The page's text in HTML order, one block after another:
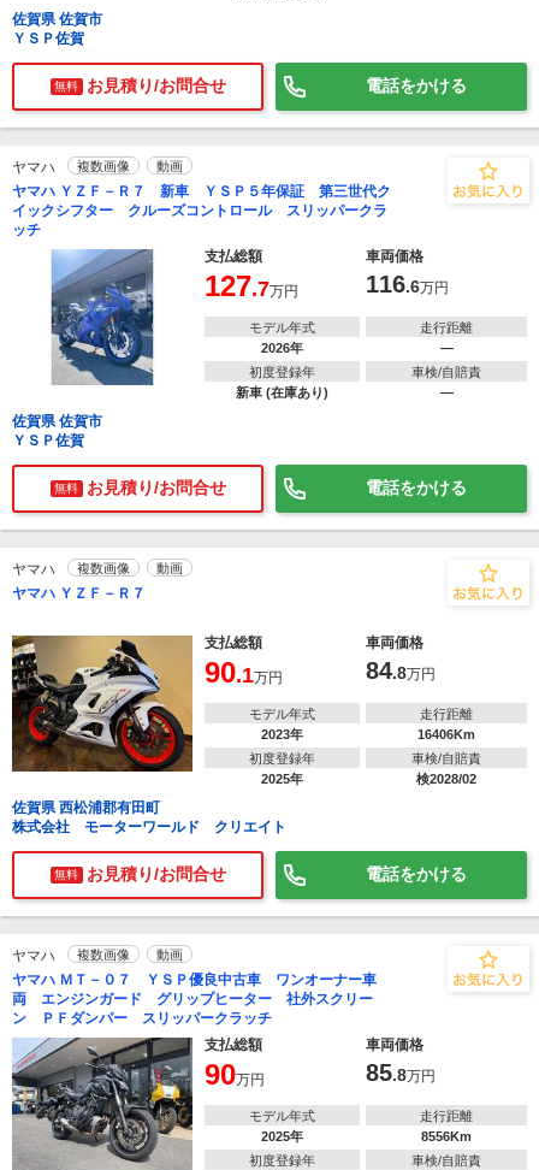
佐賀県 佐賀市
ＹＳＰ佐賀
無料 お見積り/お問合せ 電話をかける
ヤマハ 複数画像 動画
ヤマハ ＹＺＦ－Ｒ７ 新車 ＹＳＰ５年保証 第三世代ク
イックシフター クルーズコントロール スリッパークラ
ッチ
支払総額
車両価格
127.7万円 116.6万円
モデル年式
2026年
走行距離
―
初度登録年
新車 (在庫あり)
車検/自賠責
―
佐賀県 佐賀市
ＹＳＰ佐賀
無料 お見積り/お問合せ 電話をかける
ヤマハ 複数画像 動画
ヤマハ ＹＺＦ－Ｒ７
支払総額 車両価格
90.1万円 84.8万円
モデル年式
2023年
走行距離
16406Km
初度登録年
2025年
車検/自賠責
検2028/02
佐賀県 西松浦郡有田町
株式会社 モーターワールド クリエイト
無料 お見積り/お問合せ 電話をかける
ヤマハ 複数画像 動画
ヤマハ ＭＴ－０７ ＹＳＰ優良中古車 ワンオーナー車
両 エンジンガード グリップヒーター 社外スクリー
ン ＰＦダンパー スリッパークラッチ
支払総額
車両価格
90万円 85.8万円
モデル年式
2025年
走行距離
8556Km
初度登録年
車検/自賠責